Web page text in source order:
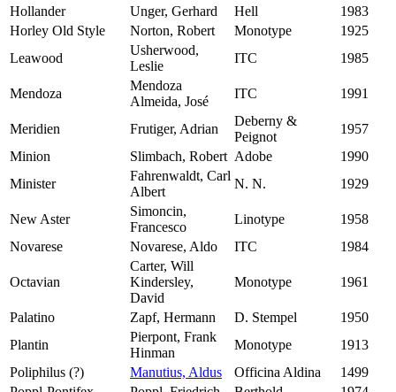
Hollander
Unger, Gerhard Hell
1983
Horley Old Style
Norton, Robert Monotype
1925
Leawood
Usherwood,
Leslie
ITC 1985
Mendoza
Mendoza
Almeida, José
ITC 1991
Meridien Frutiger, Adrian
Deberny &
Peignot
1957
Minion
Slimbach, Robert Adobe
1990
Minister
Fahrenwaldt, Carl
Albert
N. N. 1929
New Aster
Simoncin,
Francesco
Linotype
1958
Novarese
Novarese, Aldo ITC 1984
Octavian
Carter, Will
Kindersley,
David
Monotype 1961
Palatino Zapf, Hermann D. Stempel
1950
Plantin
Pierpont, Frank
Hinman
Monotype
1913
Poliphilus (?)
Manutius, Aldus Officina Aldina
1499